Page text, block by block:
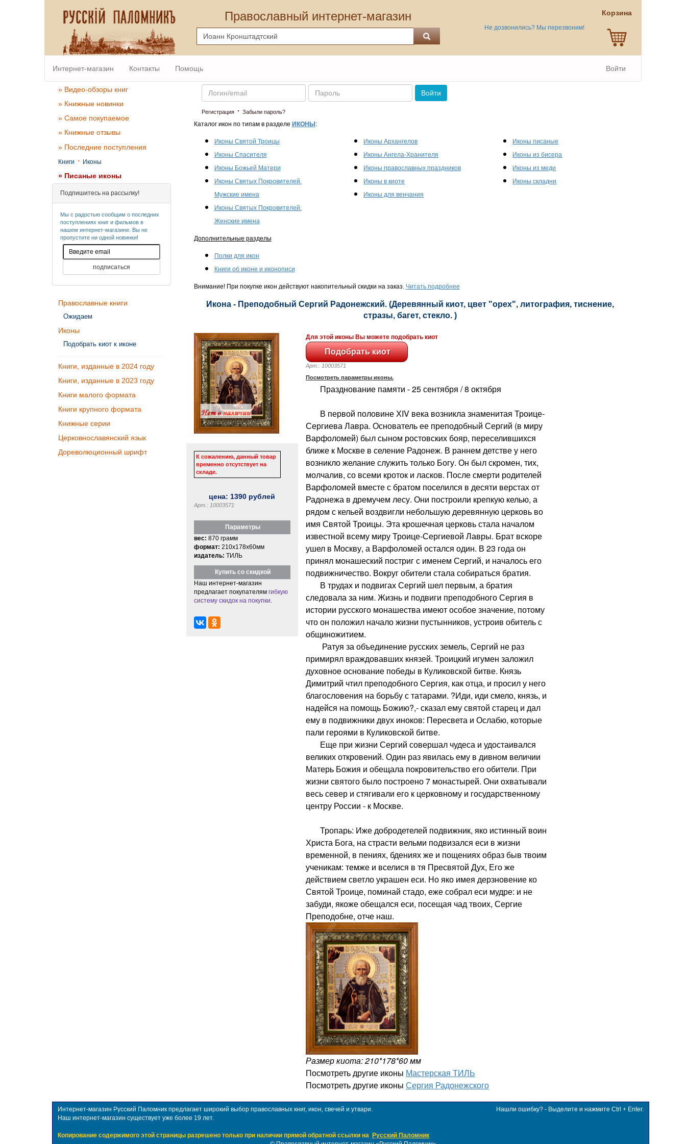
Православный интернет-магазин
Не дозвонились? Мы перезвоним!
Корзина
Интернет-магазин Контакты Помощь Войти
» Видео-обзоры книг
» Книжные новинки
» Самое покупаемое
» Книжные отзывы
» Последние поступления
Книги · Иконы
» Писаные иконы
Подпишитесь на рассылку!
Мы с радостью сообщим о последних
поступлениях книг и фильмов в
нашем интернет-магазине. Вы не
пропустите ни одной новинки!
Православные книги
Ожидаем
Иконы
Подобрать киот к иконе
Книги, изданные в 2024 году
Книги, изданные в 2023 году
Книги малого формата
Книги крупного формата
Книжные серии
Церковнославянский язык
Дореволюционный шрифт
Email Пароль
Войти
Регистрация· Забыли пароль?
Каталог икон по типам в разделе ИКОНЫ :
Иконы Святой Троицы
Иконы Спасителя
Иконы Божьей Матери
Иконы Святых Покровителей.
Мужские имена
Иконы Святых Покровителей.
Женские имена
Иконы Архангелов
Иконы Ангела-Хранителя
Иконы православных праздников
Иконы в киоте
Иконы для венчания
Иконы писаные
Иконы из бисера
Иконы из меди
Иконы складни
Дополнительные разделы
Полки для икон
Книги об иконе и иконописи
Внимание! При покупке икон действуют накопительный скидки на заказ. Читать подробнее
Икона - Преподобный Сергий Радонежский. (Деревянный киот, цвет "орех", литография, тиснение,
стразы, багет, стекло. )
К сожалению, данный товар
временно отсутствует на
складе.
цена: 1390 рублей
Арт.: 10003571
Параметры
вес: 870 грамм
формат: 210x178x60мм
издатель: ТИЛЬ
Купить со скидкой
Наш интернет-магазин
предлагает покупателям гибкую
систему скидок на покупки
Для этой иконы Вы можете подобрать киот
Арт.: 10003571
Посмотреть параметры иконы.
Празднование памяти - 25 сентября / 8 октября
В первой половине ХIV века возникла знаменитая Троице-
Сергиева Лавра. Основатель ее преподобный Сергий (в миру
Варфоломей) был сыном ростовских бояр, переселившихся
ближе к Москве в селение Радонеж. В раннем детстве у него
возникло желание служить только Богу. Он был скромен, тих,
молчалив, со всеми кроток и ласков. После смерти родителей
Варфоломей вместе с братом поселился в десяти верстах от
Радонежа в дремучем лесу. Они построили крепкую келью, а
рядом с кельей воздвигли небольшую деревянную церковь во
имя Святой Троицы. Эта крошечная церковь стала началом
известной всему миру Троице-Сергиевой Лавры. Брат вскоре
ушел в Москву, а Варфоломей остался один. В 23 года он
принял монашеский постриг с именем Сергий, и началось его
подвижничество. Вокруг обители стала собираться братия.
В трудах и подвигах Сергий шел первым, а братия
следовала за ним. Жизнь и подвиги преподобного Сергия в
истории русского монашества имеют особое значение, потому
что он положил начало жизни пустынников, устроив обитель с
общиножитием.
Ратуя за объединение русских земель, Сергий не раз
примирял враждовавших князей. Троицкий игумен заложил
духовное основание победы в Куликовской битве. Князь
Димитрий чтил преподобного Сергия, как отца, и просил у него
благословения на борьбу с татарами. ?Иди, иди смело, князь, и
надейся на помощь Божию?,- сказал ему святой старец и дал
ему в подвижники двух иноков: Пересвета и Ослабю, которые
пали героями в Куликовской битве.
Еще при жизни Сергий совершал чудеса и удостаивался
великих откровений. Один раз явилась ему в дивном величии
Матерь Божия и обещала покровительство его обители. При
жизни святого было построено 7 монастырей. Они охватывали
весь север и стягивали его к церковному и государственному
центру России - к Москве.
Тропарь: Иже добродетелей подвижник, яко истинный воин
Христа Бога, на страсти вельми подвизался еси в жизни
временной, в пениях, бдениях же и пощениях образ быв твоим
ученикам: темже и вселися в тя Пресвятой Дух, Его же
действием светло украшен еси. Но яко имея дерзновение ко
Святой Троице, поминай стадо, еже собрал еси мудре: и не
забуди, якоже обещался еси, посещая чад твоих, Сергие
Преподобне, отче наш.
Размер киота: 210*178*60 мм
Посмотреть другие иконы Мастерская ТИЛЬ
Посмотреть другие иконы Сергия Радонежского
Интернет-магазин Русский Паломник предлагает широкий выбор православных книг, икон, свечей и утвари.
Наш интернет-магазин существует уже более 19 лет.
Копирование содержимого этой страницы разрешено только при наличии прямой обратной ссылки на Русский Паломник
Нашли ошибку? - Выделите и нажмите Ctrl + Enter.